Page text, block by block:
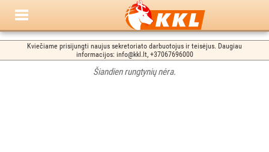
Kviečiame prisijungti naujus sekretoriato darbuotojus ir teisėjus. Daugiau
informacijos: info@kkl.lt, +37067696000
Šiandien rungtynių nėra.